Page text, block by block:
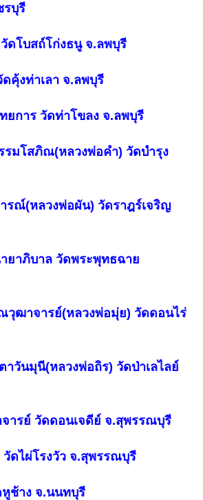
บุรี
ดโบสถ์โก่งธนู จ.ลพบุรี
คุ้งท่าเลา จ.ลพบุรี
ยการ วัดท่าโขลง จ.ลพบุรี
รมโสภิณ(หลวงพ่อคำ) วัดบำรุง
รณ์(หลวงพ่อผัน) วัดราฎร์เจริญ
ยาภิบาล วัดพระพุทธฉาย
วุฒาจารย์(หลวงพ่อมุ่ย) วัดดอนไร่
าวันมุนี(หลวงพ่อถิร) วัดป่าเลไลย์
จารย์ วัดดอนเจดีย์ จ.สุพรรณบุรี
ดไผ่โรงวัว จ.สุพรรณบุรี
ช้าง จ.นนทบุรี